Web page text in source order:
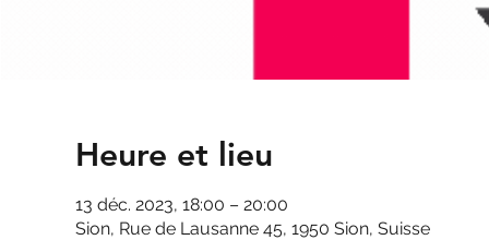
Heure et lieu
13 déc. 2023, 18:00 – 20:00
Sion, Rue de Lausanne 45, 1950 Sion, Suisse